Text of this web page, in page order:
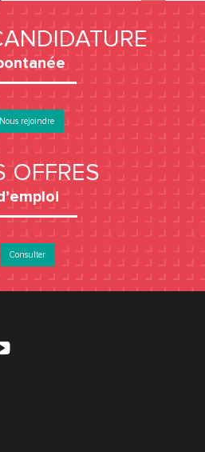
Nous rejoindre
OFFRES
Consulter